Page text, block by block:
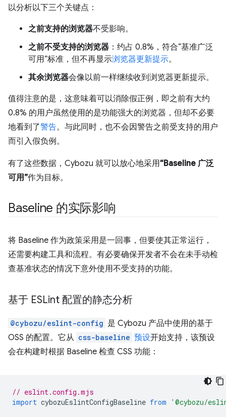
以分析以下三个关键点：
之前支持的浏览器不受影响。
之前不受支持的浏览器 ：约占 0.8%，符合“基准广泛
可用”标准，但不再显示浏览器更新提示。
其余浏览器会像以前一样继续收到浏览器更新提示。
值得注意的是，这意味着可以消除假正例，即之前有大约
0.8% 的用户虽然使用的是功能强大的浏览器，但却不必要
地看到了警告。与此同时，也不会因警告之前受支持的用户
而引入假负例。
有了这些数据，Cybozu 就可以放心地采用“Baseline 广泛
可用”作为目标。
Baseline 的实际影响
将 Baseline 作为政策采用是一回事，但要使其正常运行，
还需要构建工具和流程。有必要确保开发者不会在未手动检
查基准状态的情况下意外使用不受支持的功能。
基于 ESLint 配置的静态分析
@cybozu/eslint-config 是 Cybozu 产品中使用的基于
OSS 的配置。它从 css-baseline 预设开始支持，该预设
会在构建时根据 Baseline 检查 CSS 功能：
// eslint.config.mjs
import cybozuEslintConfigBaseline from '@cybozu/